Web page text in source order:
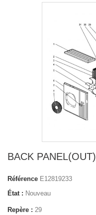
BACK PANEL(OUT)
Référence E12819233
État : Nouveau
Repère : 29